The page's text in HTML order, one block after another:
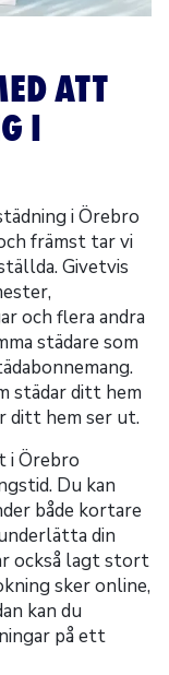
ATT
I
i Örebro
främst tar vi
Givetvis
och flera andra
städare som
städar ditt hem
ditt hem ser ut.
i Örebro
Du kan
både kortare
din
också lagt stort
sker online,
kan du
på ett